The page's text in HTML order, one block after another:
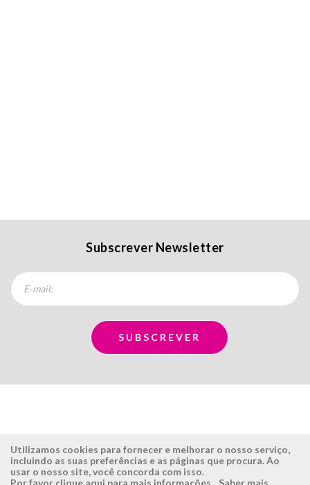
Subscrever Newsletter
ÉSISTEMAS ÁREA RESERVADA
Utilizamos cookies para fornecer e melhorar o nosso serviço,
incluindo as suas preferências e as páginas que procura. Ao
usar o nosso site, você concorda com isso.
Por favor clique aqui para mais informações. Saber mais